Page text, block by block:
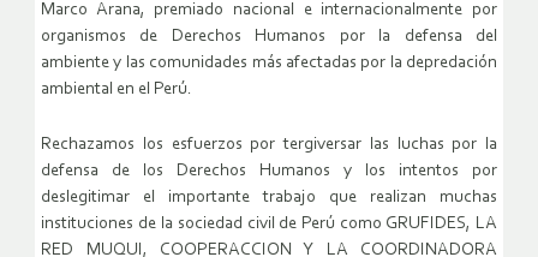
Marco Arana, premiado nacional e internacionalmente por
organismos de Derechos Humanos por la defensa del
ambiente y las comunidades más afectadas por la depredación
ambiental en el Perú.
Rechazamos los esfuerzos por tergiversar las luchas por la
defensa de los Derechos Humanos y los intentos por
deslegitimar el importante trabajo que realizan muchas
instituciones de la sociedad civil de Perú como GRUFIDES, LA
RED MUQUI, COOPERACCION Y LA COORDINADORA